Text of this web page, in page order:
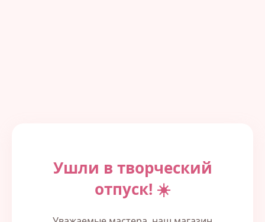
Ушли в творческий
отпуск! ☀️